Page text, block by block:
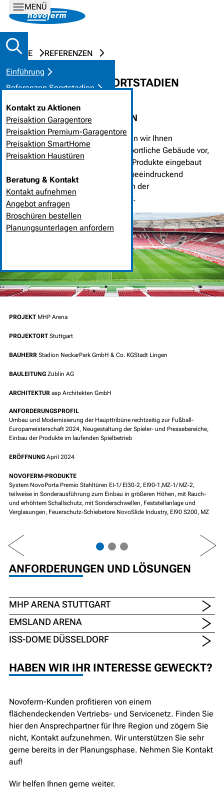
MENÜ
Einführung
Referenzen Sportstadien
Anforderungen / Lösungen
Kontakt
Kontakt zu Aktionen
Preisaktion Garagentore
Preisaktion Premium-Garagentore
Preisaktion SmartHome
Preisaktion Haustüren
Beratung & Kontakt
Kontakt aufnehmen
Angebot anfragen
Broschüren bestellen
Planungsunterlagen anfordern
HOME REFERENZEN
REFERENZEN ZU SPORTSTADIEN
LASSEN SIE SICH INSPIRIEREN
In den folgenden Referenzen stellen wir Ihnen
beispielhaft Stadien und andere sportliche Gebäude vor,
in welchen hochwertige Novoferm Produkte eingebaut
wurden. Teils ungewöhnlich, teils beeindruckend
präsentiert sich darin das Spektrum der
Einsatzmöglichkeiten als sehr breit.
PROJEKT MHP Arena
PROJEKTORT Stuttgart
BAUHERR Stadion NeckarPark GmbH & Co. KGStadt Lingen
BAULEITUNG Züblin AG
ARCHITEKTUR asp Architekten GmbH
ANFORDERUNGSPROFIL
Umbau und Modernisierung der Haupttribüne rechtzeitig zur Fußball-
Europameisterschaft 2024, Neugestaltung der Spieler- und Pressebereiche,
Einbau der Produkte im laufenden Spielbetrieb
ERÖFFNUNG April 2024
NOVOFERM-PRODUKTE
System NovoPorta Premio Stahltüren EI-1/ EI30-2, EI90-1,MZ-1/ MZ-2,
teilweise in Sonderausführung zum Einbau in größeren Höhen, mit Rauch-
und erhöhtem Schallschutz, mit Sonderschwellen, Feststellanlage und
Verglasungen, Feuerschutz-Schiebetore NovoSlide Industry, EI90 S200, MZ
PREV NEXT
ANFORDERUNGEN UND LÖSUNGEN
MHP ARENA STUTTGART
EMSLAND ARENA
ISS-DOME DÜSSELDORF
HABEN WIR IHR INTERESSE GEWECKT?
Novoferm-Kunden profitieren von einem
flächendeckenden Vertriebs- und Servicenetz. Finden Sie
hier den Ansprechpartner für Ihre Region und zögern Sie
nicht, Kontakt aufzunehmen. Wir unterstützen Sie sehr
gerne bereits in der Planungsphase. Nehmen Sie Kontakt
auf!
Wir helfen Ihnen gerne weiter.